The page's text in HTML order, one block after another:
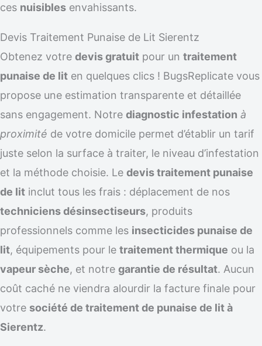
ces nuisibles envahissants.
Devis Traitement Punaise de Lit Sierentz
Obtenez votre devis gratuit pour un traitement
punaise de lit en quelques clics ! BugsReplicate vous
propose une estimation transparente et détaillée
sans engagement. Notre diagnostic infestation à
proximité de votre domicile permet d’établir un tarif
juste selon la surface à traiter, le niveau d’infestation
et la méthode choisie. Le devis traitement punaise
de lit inclut tous les frais : déplacement de nos
techniciens désinsectiseurs, produits
professionnels comme les insecticides punaise de
lit, équipements pour le traitement thermique ou la
vapeur sèche, et notre garantie de résultat. Aucun
coût caché ne viendra alourdir la facture finale pour
votre société de traitement de punaise de lit à
Sierentz.